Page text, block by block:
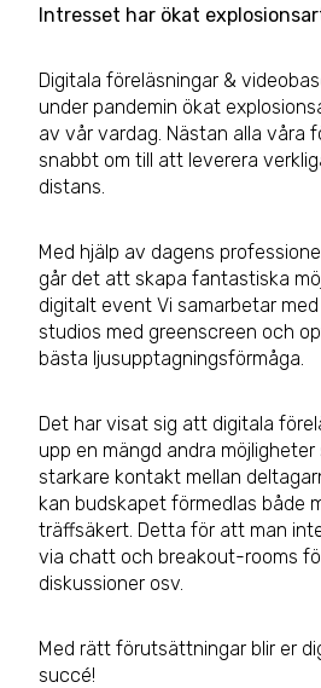
Intresset har ökat
Digitala föreläsningar &
under pandemin ökat
av vår vardag. Nästan alla våra
snabbt om till att leverera
distans.
Med hjälp av dagens
går det att skapa fantastiska
digitalt event Vi samarbetar
studios med greenscreen och
bästa ljusupptagningsförmåga.
Det har visat sig att digitala
upp en mängd andra
starkare kontakt mellan
kan budskapet förmedlas både
träffsäkert. Detta för att man
via chatt och breakout-rooms
diskussioner osv.
Med rätt förutsättningar blir er
succé!